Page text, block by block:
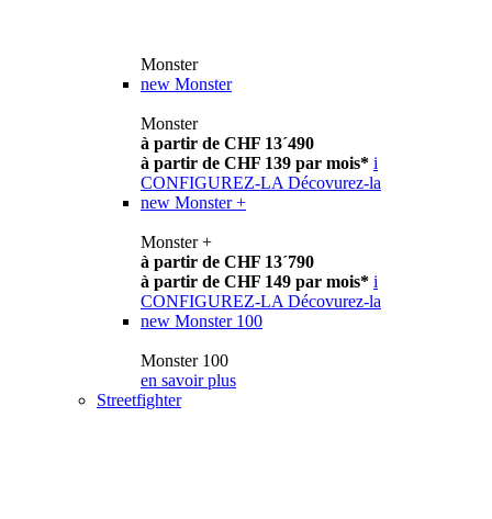
Monster
new Monster
Monster
à partir de CHF 13´490
à partir de CHF 139 par mois* i
CONFIGUREZ-LA Décovurez-la
new Monster +
Monster +
à partir de CHF 13´790
à partir de CHF 149 par mois* i
CONFIGUREZ-LA Décovurez-la
new Monster 100
Monster 100
en savoir plus
Streetfighter